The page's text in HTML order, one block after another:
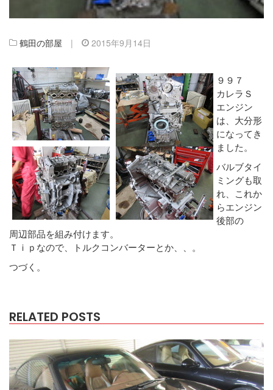
鶴田の部屋 | 2015年9月14日
９９７
カレラＳ
エンジン
は、大分形
になってき
ました。
バルブタイ
ミングも取
れ、これか
らエンジン
後部の
周辺部品を組み付けます。
Ｔｉｐなので、トルクコンバーターとか、、。
つづく。
RELATED POSTS